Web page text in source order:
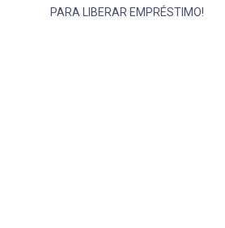
PARA LIBERAR EMPRÉSTIMO!